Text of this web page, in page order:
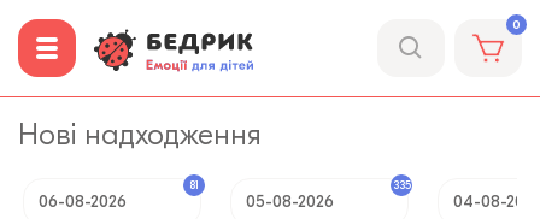
0
Нові надходження
06-08-2026
81
05-08-2026
335
04-08-